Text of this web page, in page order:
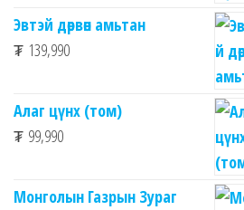
Эвтэй дөрвөн амьтан
₮ 139,990
Алаг цүнх (том)
₮ 99,990
Монголын Газрын Зураг